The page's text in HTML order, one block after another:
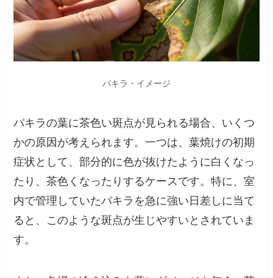
パキラ・イメージ
パキラの葉に茶色い斑点が見られる場合、いくつ
かの原因が考えられます。一つは、葉焼けの初期
症状として、部分的に色が抜けたように白くなっ
たり、茶色くなったりするケースです。特に、室
内で管理していたパキラを急に強い日差しに当て
ると、このような斑点が生じやすいとされていま
す。